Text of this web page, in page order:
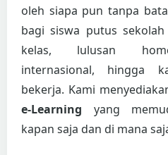
oleh siapa pun tanpa
bagi siswa putus
kelas, lulusan
internasional, hingga
bekerja. Kami
e-Learning yang
kapan saja dan di mana